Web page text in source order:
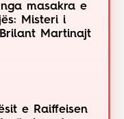
masakra e
Misteri i
Martinajt
e Raiffeisen